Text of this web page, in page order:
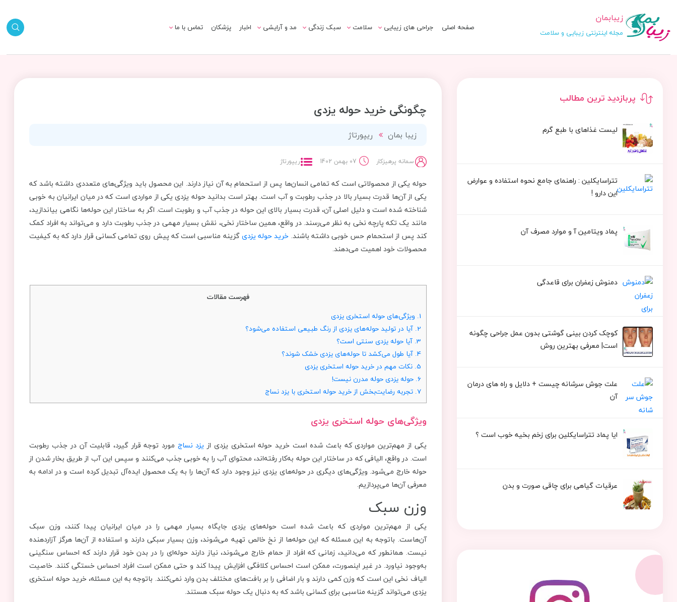
زیبابمان
مجله اینترنتی زیبایی و سلامت صفحه اصلی جراحی های زیبایی سلامت سبک زندگی مد و آرایشی اخبار پزشکان تماس با ما
پربازدید ترین مطالب
لیست غذاهای با طبع گرم
تتراسایکلین : راهنمای جامع نحوه استفاده و عوارض
این دارو !
پماد ویتامین آ و موارد مصرف آن
دمنوش زعفران برای قاعدگی
کوچک کردن بینی گوشتی بدون عمل جراحی چگونه
است| معرفی بهترین روش
علت جوش سرشانه چیست + دلایل و راه های درمان
آن
ایا پماد تتراسایکلین برای زخم بخیه خوب است ؟
عرقیات گیاهی برای چاقی صورت و بدن
چگونگی خرید حوله یزدی
زیبا بمان ریپورتاژ
سمانه پرهیزکار 07 بهمن 1402 ریپورتاژ
حوله یکی از محصولاتی است که تمامی انسان‌ها پس از استحمام به آن نیاز دارند. این محصول باید ویژگی‌های متعددی داشته باشد که
یکی از آن‌ها قدرت بسیار بالا در جذب رطوبت و آب است. بهتر است بدانید حوله یزدی یکی از مواردی است که در میان ایرانیان به خوبی
شناخته شده است و دلیل اصلی آن، قدرت بسیار بالای این حوله در جذب آب و رطوبت است. اگر به ساختار این حوله‌ها نگاهی بیاندازید،
مانند یک تکه پارچه نخی به نظر می‌رسند. در واقع، همین ساختار نخی، نقش بسیار مهمی در جذب رطوبت دارد و می‌تواند به افراد کمک
کند پس از استحمام حس خوبی داشته باشند. خرید حوله یزدیگزینه مناسبی است که پیش روی تمامی کسانی قرار دارد که به کیفیت
محصولات خود اهمیت می‌دهند.
فهرست مقالات
1. ویژگی‌های حوله استخری یزدی
2. آیا در تولید حوله‌های یزدی از رنگ طبیعی استفاده می‌شود؟
3. آیا حوله یزدی سنتی است؟
4. آیا طول می‌کشد تا حوله‌های یزدی خشک شوند؟
5. نکات مهم در خرید حوله استخری یزدی
6. حوله یزدی حوله مدرن نیست!
7. تجربه رضایت‌بخش از خرید حوله استخری با یزد نساج
ویژگی‌های حوله استخری یزدی
یکی از مهم‌ترین مواردی که باعث شده است خرید حوله استخری یزدی از یزد نساج مورد توجه قرار گیرد، قابلیت آن در جذب رطوبت
است. در واقع، الیافی که در ساختار این حوله به‌کار رفته‌اند، محتوای آب را به خوبی جذب می‌کنند و سپس این آب از طریق بخار شدن از
حوله خارج می‌شود. ویژگی‌های دیگری در حوله‌های یزدی نیز وجود دارد که آن‌ها را به یک محصول ایده‌آل تبدیل کرده است و در ادامه به
معرفی آن‌ها می‌پردازیم.
وزن سبک
یکی از مهم‌ترین مواردی که باعث شده است حوله‌های یزدی جایگاه بسیار مهمی را در میان ایرانیان پیدا کنند، وزن سبک
آن‌هاست. باتوجه به این مسئله که این حوله‌ها از نخ خالص تهیه می‌شوند، وزن بسیار سبکی دارند و استفاده از آن‌ها هرگز آزاردهنده
نیست. همانطور که می‌دانید، زمانی که افراد از حمام خارج می‌شوند، نیاز دارند حوله‌ای را در بدن خود قرار دارند که احساس سنگینی
به‌وجود نیاورد. در غیر اینصورت، ممکن است احساس کلافگی افزایش پیدا کند و حتی ممکن است افراد احساس خستگی کنند. خاصیت
الیاف نخی این است که وزن کمی دارند و بار اضافی را بر بافت‌های مختلف بدن وارد نمی‌کنند. باتوجه به این مسئله، خرید حوله استخری
یزدی می‌تواند گزینه مناسبی برای کسانی باشد که به دنبال یک حوله سبک هستند.